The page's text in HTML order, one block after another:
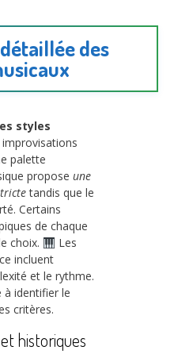
des
styles
palette
propose une
tandis que le
Certains
de chaque
choix.
Les
incluent
et le rythme.
à identifier le
critères.
historiques